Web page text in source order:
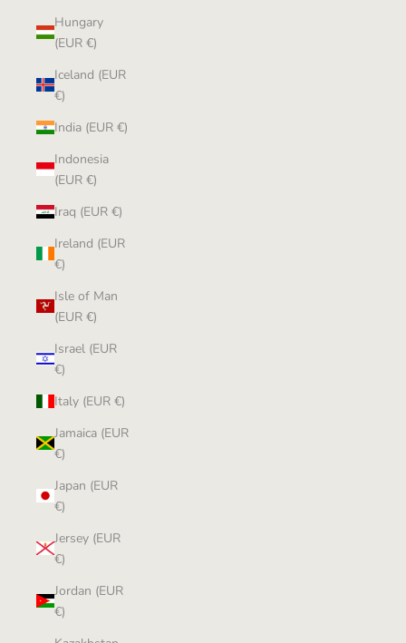
Hungary
(EUR €)
Iceland (EUR
€)
India (EUR €)
Indonesia
(EUR €)
Iraq (EUR €)
Ireland (EUR
€)
Isle of Man
(EUR €)
Israel (EUR
€)
Italy (EUR €)
Jamaica (EUR
€)
Japan (EUR
€)
Jersey (EUR
€)
Jordan (EUR
€)